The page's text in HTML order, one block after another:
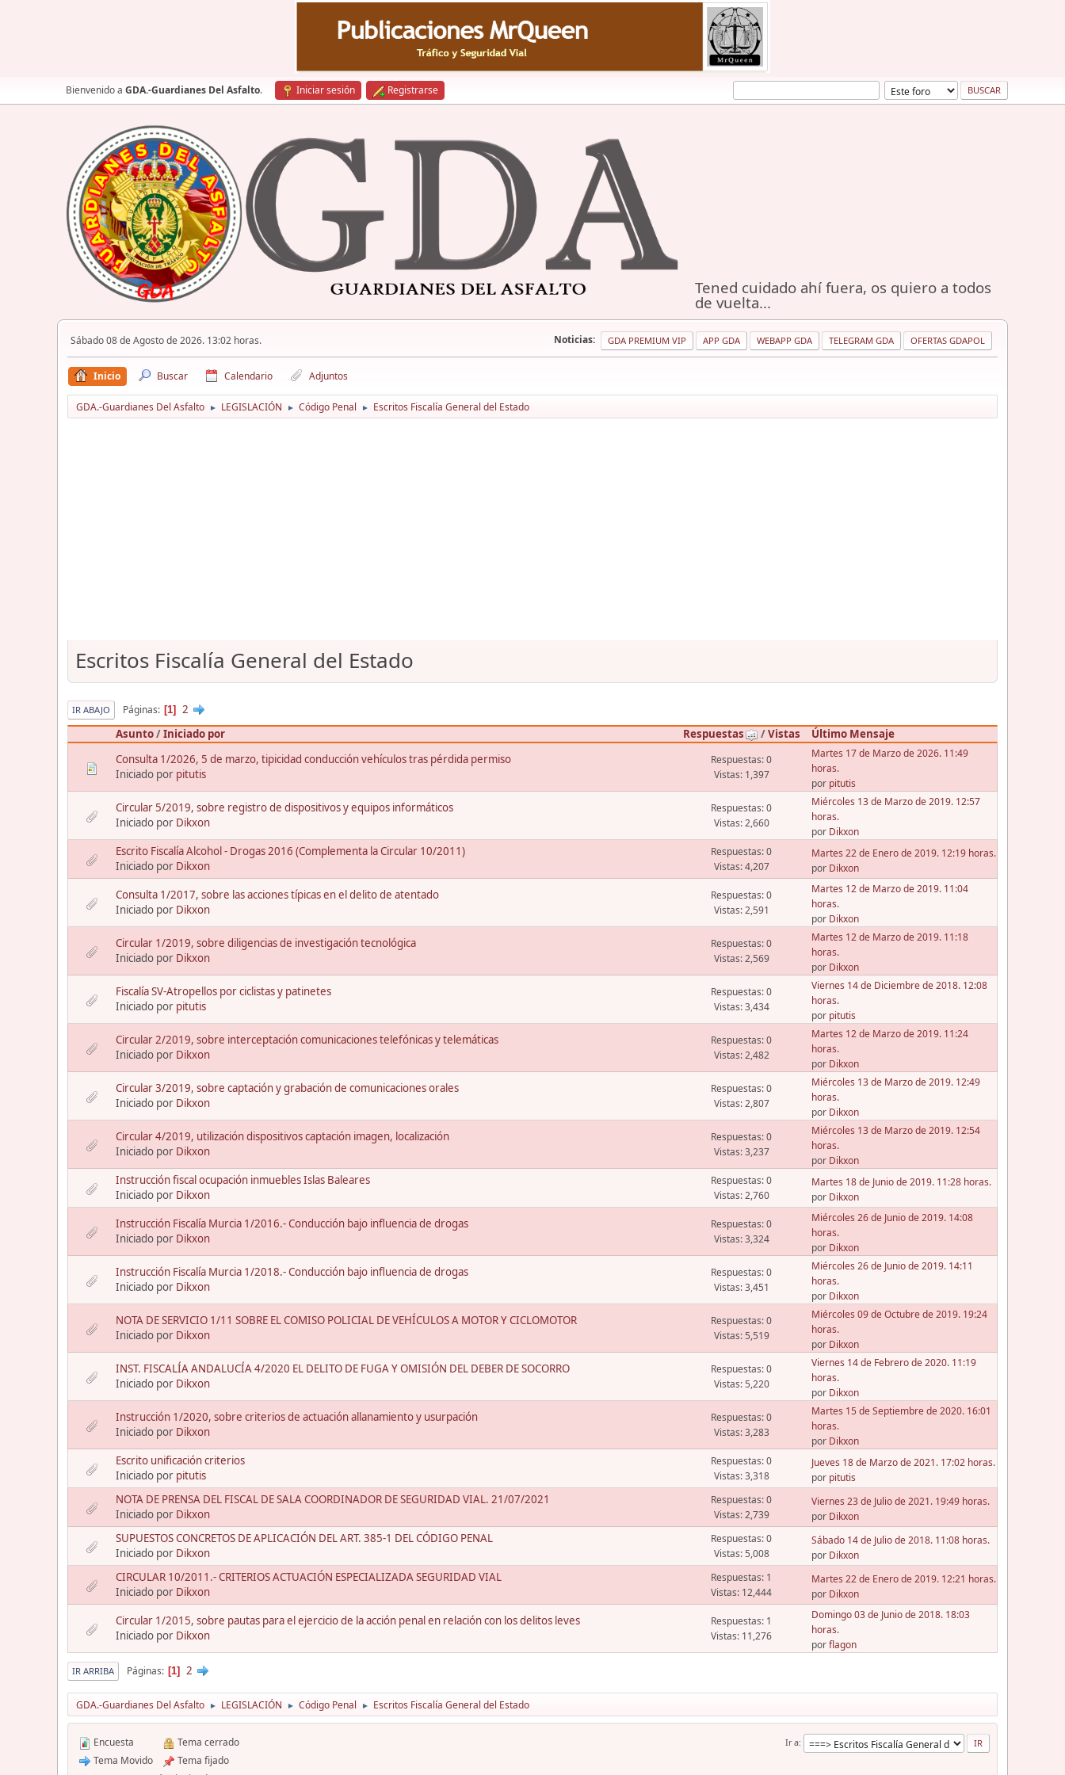
Bienvenido a GDA.-Guardianes Del Asfalto. Iniciar sesión Registrarse
Tened cuidado ahí fuera, os quiero a todos
de vuelta...
Sábado 08 de Agosto de 2026. 13:02 horas. Noticias: GDA PREMIUM VIP APP GDA WEBAPP GDA TELEGRAM GDA OFERTAS GDAPOL
Inicio Buscar Calendario Adjuntos
GDA.-Guardianes Del Asfalto ► LEGISLACIÓN ► Código Penal ► Escritos Fiscalía General del Estado
Escritos Fiscalía General del Estado
IR ABAJO Páginas 1
2
Asunto/Iniciado por Respuestas /Vistas
Último Mensaje
Consulta 1/2026, 5 de marzo, tipicidad conducción vehículos tras pérdida permiso
Iniciado por pitutis
Respuestas: 0
Vistas: 1,397
Martes 17 de Marzo de 2026. 11:49
horas.
por pitutis
Circular 5/2019, sobre registro de dispositivos y equipos informáticos
Iniciado por Dikxon
Respuestas: 0
Vistas: 2,660
Miércoles 13 de Marzo de 2019. 12:57
horas.
por Dikxon
Escrito Fiscalía Alcohol - Drogas 2016 (Complementa la Circular 10/2011)
Iniciado por Dikxon
Respuestas: 0
Vistas: 4,207
Martes 22 de Enero de 2019. 12:19 horas.
por Dikxon
Consulta 1/2017, sobre las acciones típicas en el delito de atentado
Iniciado por Dikxon
Respuestas: 0
Vistas: 2,591
Martes 12 de Marzo de 2019. 11:04
horas.
por Dikxon
Circular 1/2019, sobre diligencias de investigación tecnológica
Iniciado por Dikxon
Respuestas: 0
Vistas: 2,569
Martes 12 de Marzo de 2019. 11:18
horas.
por Dikxon
Fiscalía SV-Atropellos por ciclistas y patinetes
Iniciado por pitutis
Respuestas: 0
Vistas: 3,434
Viernes 14 de Diciembre de 2018. 12:08
horas.
por pitutis
Circular 2/2019, sobre interceptación comunicaciones telefónicas y telemáticas
Iniciado por Dikxon
Respuestas: 0
Vistas: 2,482
Martes 12 de Marzo de 2019. 11:24
horas.
por Dikxon
Circular 3/2019, sobre captación y grabación de comunicaciones orales
Iniciado por Dikxon
Respuestas: 0
Vistas: 2,807
Miércoles 13 de Marzo de 2019. 12:49
horas.
por Dikxon
Circular 4/2019, utilización dispositivos captación imagen, localización
Iniciado por Dikxon
Respuestas: 0
Vistas: 3,237
Miércoles 13 de Marzo de 2019. 12:54
horas.
por Dikxon
Instrucción fiscal ocupación inmuebles Islas Baleares
Iniciado por Dikxon
Respuestas: 0
Vistas: 2,760
Martes 18 de Junio de 2019. 11:28 horas.
por Dikxon
Instrucción Fiscalía Murcia 1/2016.- Conducción bajo influencia de drogas
Iniciado por Dikxon
Respuestas: 0
Vistas: 3,324
Miércoles 26 de Junio de 2019. 14:08
horas.
por Dikxon
Instrucción Fiscalía Murcia 1/2018.- Conducción bajo influencia de drogas
Iniciado por Dikxon
Respuestas: 0
Vistas: 3,451
Miércoles 26 de Junio de 2019. 14:11
horas.
por Dikxon
NOTA DE SERVICIO 1/11 SOBRE EL COMISO POLICIAL DE VEHÍCULOS A MOTOR Y CICLOMOTOR
Iniciado por Dikxon
Respuestas: 0
Vistas: 5,519
Miércoles 09 de Octubre de 2019. 19:24
horas.
por Dikxon
INST. FISCALÍA ANDALUCÍA 4/2020 EL DELITO DE FUGA Y OMISIÓN DEL DEBER DE SOCORRO
Iniciado por Dikxon
Respuestas: 0
Vistas: 5,220
Viernes 14 de Febrero de 2020. 11:19
horas.
por Dikxon
Instrucción 1/2020, sobre criterios de actuación allanamiento y usurpación
Iniciado por Dikxon
Respuestas: 0
Vistas: 3,283
Martes 15 de Septiembre de 2020. 16:01
horas.
por Dikxon
Escrito unificación criterios
Iniciado por pitutis
Respuestas: 0
Vistas: 3,318
Jueves 18 de Marzo de 2021. 17:02 horas.
por pitutis
NOTA DE PRENSA DEL FISCAL DE SALA COORDINADOR DE SEGURIDAD VIAL. 21/07/2021
Iniciado por Dikxon
Respuestas: 0
Vistas: 2,739
Viernes 23 de Julio de 2021. 19:49 horas.
por Dikxon
SUPUESTOS CONCRETOS DE APLICACIÓN DEL ART. 385-1 DEL CÓDIGO PENAL
Iniciado por Dikxon
Respuestas: 0
Vistas: 5,008
Sábado 14 de Julio de 2018. 11:08 horas.
por Dikxon
CIRCULAR 10/2011.- CRITERIOS ACTUACIÓN ESPECIALIZADA SEGURIDAD VIAL
Iniciado por Dikxon
Respuestas: 1
Vistas: 12,444
Martes 22 de Enero de 2019. 12:21 horas.
por Dikxon
Circular 1/2015, sobre pautas para el ejercicio de la acción penal en relación con los delitos leves
Iniciado por Dikxon
Respuestas: 1
Vistas: 11,276
Domingo 03 de Junio de 2018. 18:03
horas.
porflagon
IR ARRIBA Páginas 1 2
GDA.-Guardianes Del Asfalto ► LEGISLACIÓN ► Código Penal ► Escritos Fiscalía General del Estado
Ir a
Encuesta
Tema Movido
Tema cerrado
Tema fijado